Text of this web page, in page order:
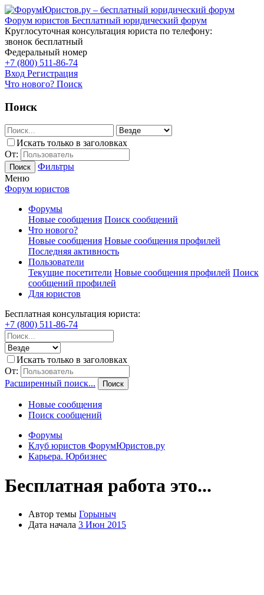
Форум юристов Бесплатный юридический форум
Круглосуточная консультация юриста по телефону:
звонок бесплатный
Федеральный номер
+7 (800) 511-86-74
Вход Регистрация
Что нового? Поиск
Поиск
Искать только в заголовках
От:
Поиск
Фильтры
Меню
Форум юристов
Форумы
Новые сообщения Поиск сообщений
Что нового?
Новые сообщения Новые сообщения профилей
Последняя активность
Пользователи
Текущие посетители Новые сообщения профилей Поиск
сообщений профилей
Для юристов
Бесплатная консультация юриста:
+7 (800) 511-86-74
Искать только в заголовках
От:
Расширенный поиск...
Поиск
Новые сообщения
Поиск сообщений
Форумы
Клуб юристов ФорумЮристов.ру
Карьера. Юрбизнес
Бесплатная работа это...
Автор темы Горыныч
Дата начала 3 Июн 2015